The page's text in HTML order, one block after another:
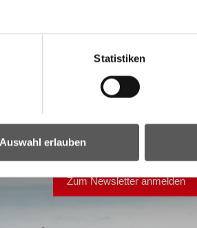
Statistiken
Auswahl erlauben
Alle wichtigen Nachrichten
Hier gelangen Sie zur
Zum Newsletter anmelden